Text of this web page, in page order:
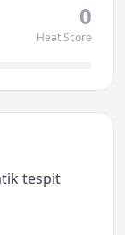
0
Heat Score
tespit